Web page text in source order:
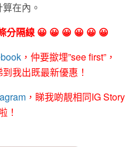
在內。
分隔線 😀 😀 😀 😀 😀 😀
，仲要撳埋”see first”，
我出既最新優惠！
，睇我啲靚相同IG Story
！